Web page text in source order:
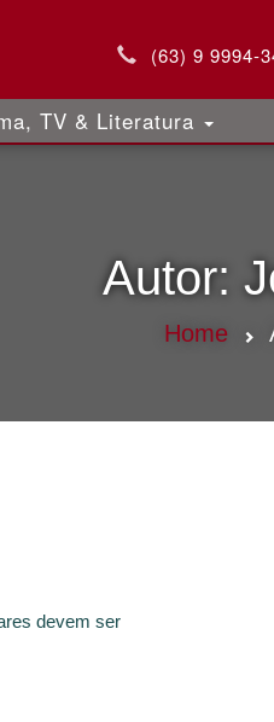
(63) 9 9994-
TV & Literatura
Autor:
Home
devem ser